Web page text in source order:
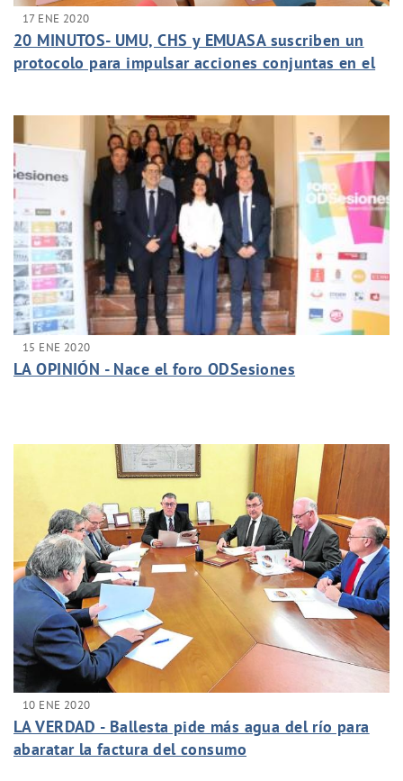
17 ENE 2020
20 MINUTOS- UMU, CHS y EMUASA suscriben un
protocolo para impulsar acciones conjuntas en el
15 ENE 2020
LA OPINIÓN - Nace el foro ODSesiones
10 ENE 2020
LA VERDAD - Ballesta pide más agua del río para
abaratar la factura del consumo